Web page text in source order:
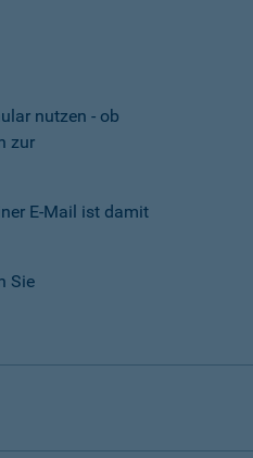
nutzen - ob
zur
E-Mail ist damit
Sie